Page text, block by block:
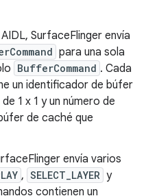
SurfaceFlinger envía
para una sola
BufferCommand . Cada
un identificador de búfer
1 x 1 y un número de
de caché que
envía varios
, SELECT_LAYER y
contienen un